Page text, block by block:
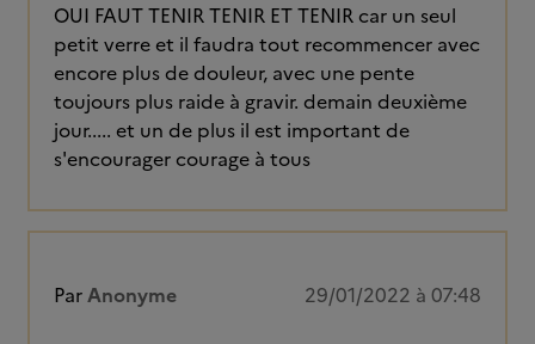
OUI FAUT TENIR TENIR ET TENIR car un seul
petit verre et il faudra tout recommencer avec
encore plus de douleur, avec une pente
toujours plus raide à gravir. demain deuxième
jour..... et un de plus il est important de
s'encourager courage à tous
ParAnonyme 29/01/2022 à 07:48